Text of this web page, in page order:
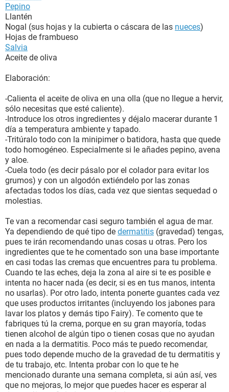
Pepino
Llantén
Nogal (sus hojas y la cubierta o cáscara de las nueces)
Hojas de frambueso
Salvia
Aceite de oliva
Elaboración:
-Calienta el aceite de oliva en una olla (que no llegue a hervir,
sólo necesitas que esté caliente).
-Introduce los otros ingredientes y déjalo macerar durante 1
día a temperatura ambiente y tapado.
-Tritúralo todo con la minipimer o batidora, hasta que quede
todo homogéneo. Especialmente si le añades pepino, avena
y aloe.
-Cuela todo (es decir pásalo por el colador para evitar los
grumos) y con un algodón extiéndelo por las zonas
afectadas todos los días, cada vez que sientas sequedad o
molestias.
Te van a recomendar casi seguro también el agua de mar.
Ya dependiendo de qué tipo de dermatitis (gravedad) tengas,
pues te irán recomendando unas cosas u otras. Pero los
ingredientes que te he comentado son una base importante
en casi todas las cremas que encuentres para tu problema.
Cuando te las eches, deja la zona al aire si te es posible e
intenta no hacer nada (es decir, si es en tus manos, intenta
no usarlas). Por otro lado, intenta ponerte guantes cada vez
que uses productos irritantes (incluyendo los jabones para
lavar los platos y demás tipo Fairy). Te comento que te
fabriques tú la crema, porque en su gran mayoría, todas
tienen alcohol de algún tipo o tienen cosas que no ayudan
en nada a la dermatitis. Poco más te puedo recomendar,
pues todo depende mucho de la gravedad de tu dermatitis y
de tu trabajo, etc. Intenta probar con lo que te he
mencionado durante una semana completa, si aún así, ves
que no mejoras, lo mejor que puedes hacer es esperar al